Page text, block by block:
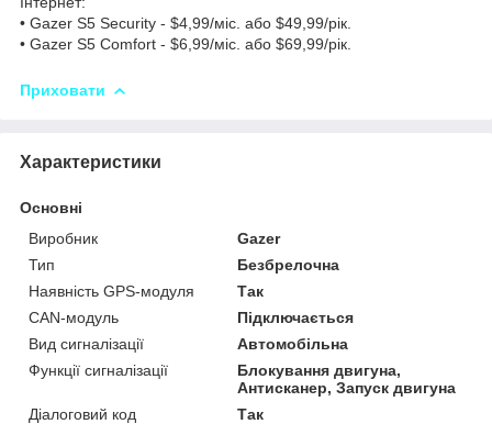
• Gazer S5 Security - $4,99/міс. або $49,99/рік.
• Gazer S5 Comfort - $6,99/міс. або $69,99/рік.
Приховати
Характеристики
Основні
Виробник
Gazer
Тип
Безбрелочна
Наявність GPS-модуля
Так
СAN-модуль
Підключається
Вид сигналізації
Автомобільна
Функції сигналізації
Блокування двигуна,
Антисканер, Запуск двигуна
Діалоговий код
Так